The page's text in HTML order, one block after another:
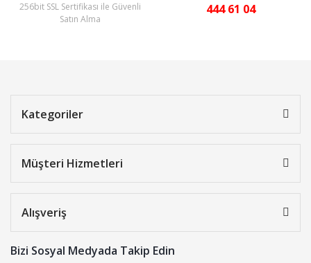
256bit SSL Sertifikası ile Güvenli
Satın Alma
444 61 04
Kategoriler
Müşteri Hizmetleri
Alışveriş
Bizi Sosyal Medyada Takip Edin